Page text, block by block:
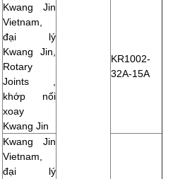
Kwang Jin
Vietnam,
đại lý
Kwang Jin,
Rotary
Joints ,
khớp nối
xoay
Kwang Jin
KR1002-
32A-15A
Kwang Jin
Vietnam,
đại lý